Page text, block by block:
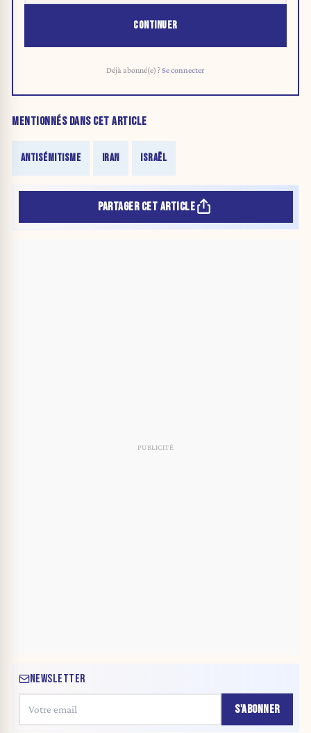
CONTINUER
Déjà abonné(e) ?Se connecter
MENTIONNÉS DANS CET ARTICLE
ANTISÉMITISME IRAN ISRAËL
PARTAGER CET ARTICLE
NEWSLETTER
S'ABONNER